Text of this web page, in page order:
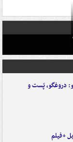
دروغگو، پَست‌ و
+فیلم